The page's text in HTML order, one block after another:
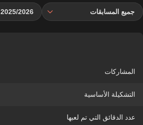
جميع المسابقات 2025/2026
المشاركات
التشكيلة الأساسية
عدد الدقائق التي تم لعبها